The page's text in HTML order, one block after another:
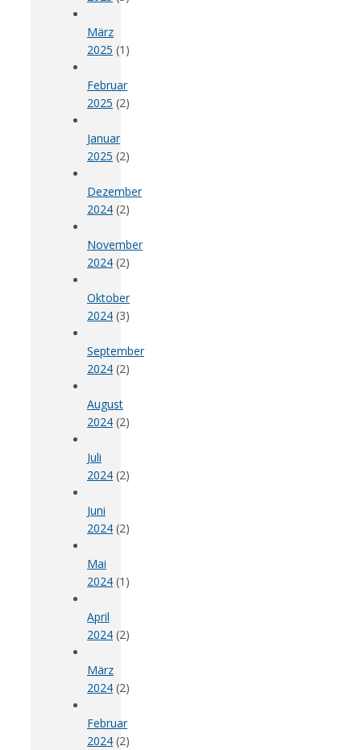
März
2025 (1)
Februar
2025 (2)
Januar
2025 (2)
Dezember
2024 (2)
November
2024 (2)
Oktober
2024 (3)
September
2024 (2)
August
2024 (2)
Juli
2024 (2)
Juni
2024 (2)
Mai
2024 (1)
April
2024 (2)
März
2024 (2)
Februar
2024 (2)